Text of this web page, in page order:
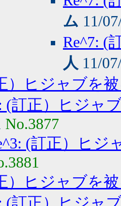
ム 11/
Re^7: (
人 11/
）ヒジャブを
(訂正）ヒジャ
No.3877
(訂正）ヒジ
）ヒジャブを